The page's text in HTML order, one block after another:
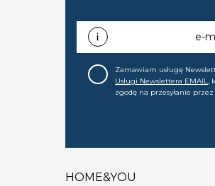
e-
Zamawiam usługę
Usługi Newslettera EMAIL
zgodę na przesyłanie
nowościach, ofertach,
HOME&YOU